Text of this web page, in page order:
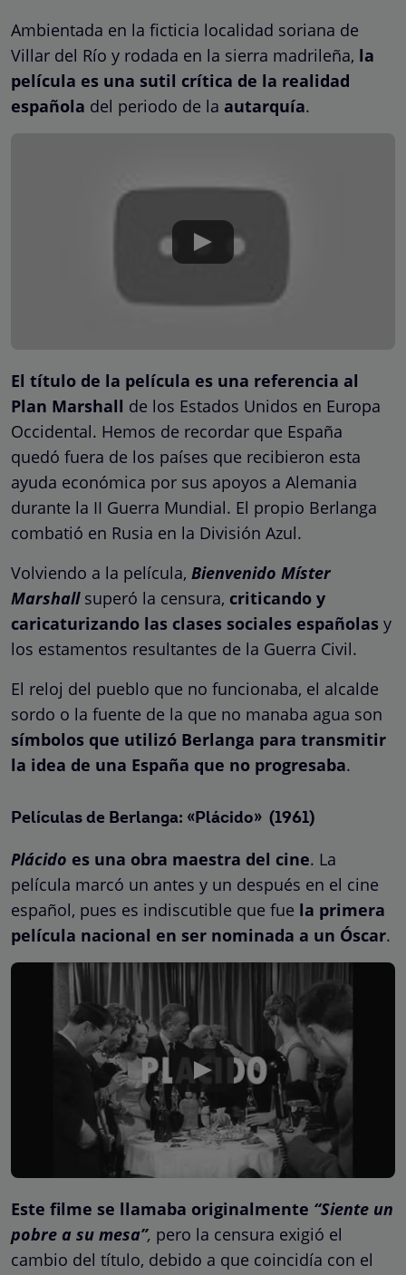
Ambientada en la ficticia localidad soriana de
Villar del Río y rodada en la sierra madrileña, la
película es una sutil crítica de la realidad
española del periodo de la autarquía.
El título de la película es una referencia al
Plan Marshall de los Estados Unidos en Europa
Occidental. Hemos de recordar que España
quedó fuera de los países que recibieron esta
ayuda económica por sus apoyos a Alemania
durante la II Guerra Mundial. El propio Berlanga
combatió en Rusia en la División Azul.
Volviendo a la película, Bienvenido Míster
Marshallsuperó la censura, criticando y
caricaturizando las clases sociales españolas y
los estamentos resultantes de la Guerra Civil.
El reloj del pueblo que no funcionaba, el alcalde
sordo o la fuente de la que no manaba agua son
símbolos que utilizó Berlanga para transmitir
la idea de una España que no progresaba.
Películas de Berlanga: «Plácido» (1961)
Plácido es una obra maestra del cine. La
película marcó un antes y un después en el cine
español, pues es indiscutible que fue la primera
película nacional en ser nominada a un Óscar.
Este filme se llamaba originalmente “Siente un
pobre a su mesa”, pero la censura exigió el
cambio del título, debido a que coincidía con el